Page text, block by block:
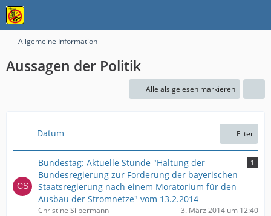
Allgemeine Information
Aussagen der Politik
Alle als gelesen markieren
Datum Filter
Bundestag: Aktuelle Stunde "Haltung der
Bundesregierung zur Forderung der bayerischen
Staatsregierung nach einem Moratorium für den
Ausbau der Stromnetze" vom 13.2.2014
1
Christine Silbermann 3. März 2014 um 12:40